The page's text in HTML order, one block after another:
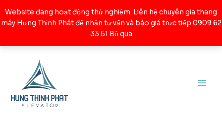
Website đang hoạt động thử nghiệm. Liên hệ chuyên gia thang
máy Hưng Thịnh Phát để nhận tư vấn và báo giá trực tiếp 0909 62
33 51 Bỏ qua
tới
nội